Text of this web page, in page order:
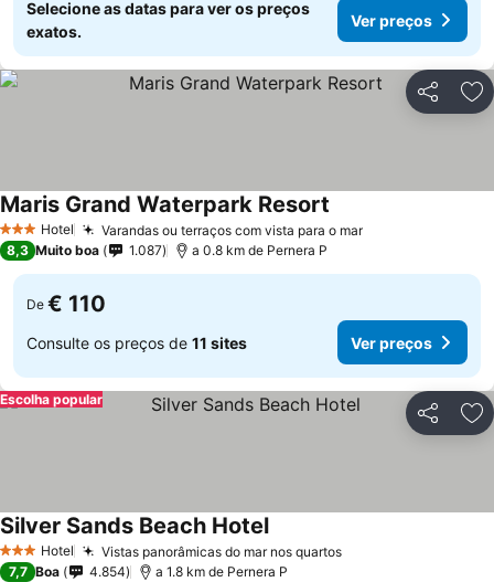
Selecione as datas para ver os preços
exatos.
Ver preços
Partilhar
3 EstrelasHotel Varandas ou terraços com vista para o mar
Maris Grand Waterpark Resort
8,3 Muito boa 1.087 a 0.8 km de Pernera P
De € 110
Consulte os preços de 11 sites Ver preços
Partilhar
Escolha popular
3 EstrelasHotel Vistas panorâmicas do mar nos quartos
Silver Sands Beach Hotel
7,7 Boa 4.854 a 1.8 km de Pernera P